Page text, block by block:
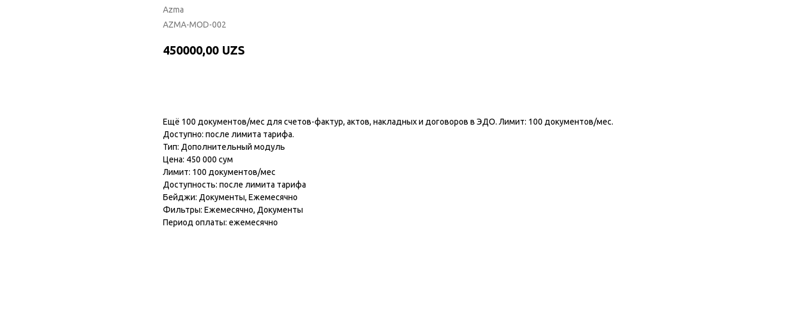
Azma
AZMA-MOD-002
450000,00 UZS
Ещё 100 документов/мес для счетов-фактур, актов, накладных и договоров в ЭДО. Лимит: 100 документов/мес.
Доступно: после лимита тарифа.
Тип: Дополнительный модуль
Цена: 450 000 сум
Лимит: 100 документов/мес
Доступность: после лимита тарифа
Бейджи: Документы, Ежемесячно
Фильтры: Ежемесячно, Документы
Период оплаты: ежемесячно